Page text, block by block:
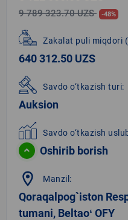
9 789 323.70 UZS -48%
Zakalat puli miqdori
640 312.50 UZS
Savdo o‘tkazish turi:
Auksion
Savdo o‘tkazish
Oshirib borish
location_on Manzil:
Qoraqalpog`iston
tumani, Beltaoʻ OFY